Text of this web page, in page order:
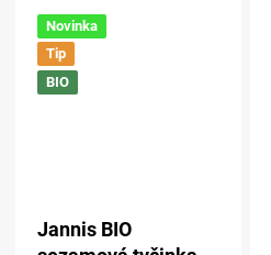
Novinka
Tip
BIO
Jannis BIO